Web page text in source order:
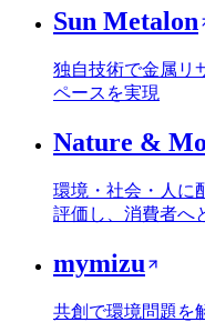
Sun Metalon
独自技術で金属リ
ペースを実現
Nature &
環境・社会・人に
評価し、消費者へ
mymizu
共創で環境問題を